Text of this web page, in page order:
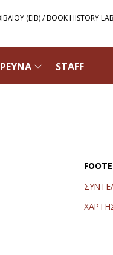
(ΕΙΒ) / BOOK HISTORY
STAFF